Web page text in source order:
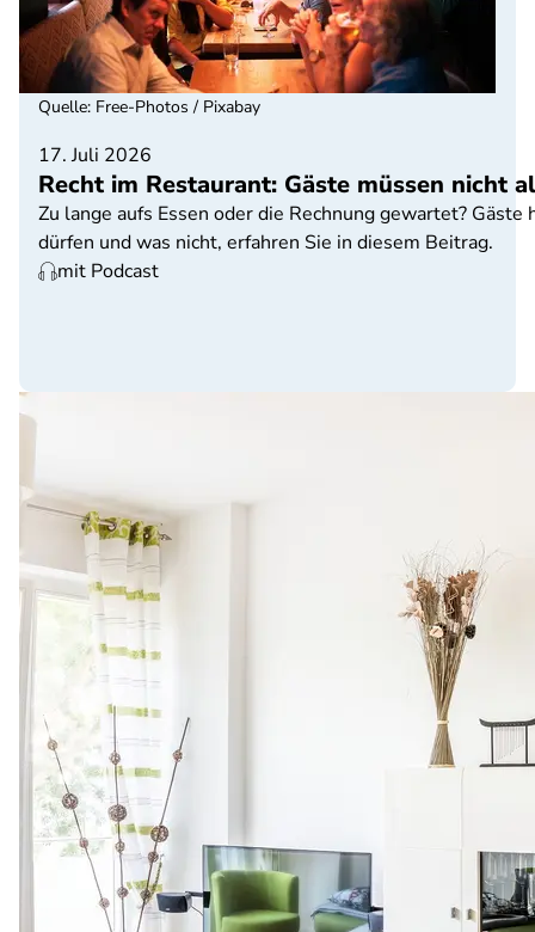
17. Juli 2026
Recht im Restaurant: Gäste müssen nicht
Zu lange aufs Essen oder die Rechnung gewartet?
dürfen und was nicht, erfahren Sie in diesem Beitrag.
mit Podcast
Quelle: Free-Photos / Pixabay